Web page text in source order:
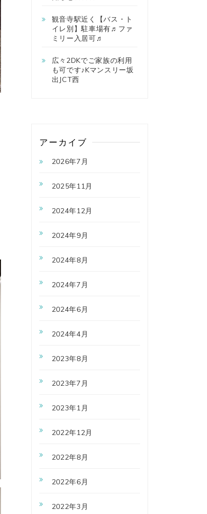
観音寺駅近く【バス・ト
イレ別】駐車場有♬ファ
ミリー入居可♬
広々2DKでご家族の利用
も可です♪Kマンスリー坂
出JCT西
アーカイブ
2026年7月
2025年11月
2024年12月
2024年9月
2024年8月
2024年7月
2024年6月
2024年4月
2023年8月
2023年7月
2023年1月
2022年12月
2022年8月
2022年6月
2022年3月